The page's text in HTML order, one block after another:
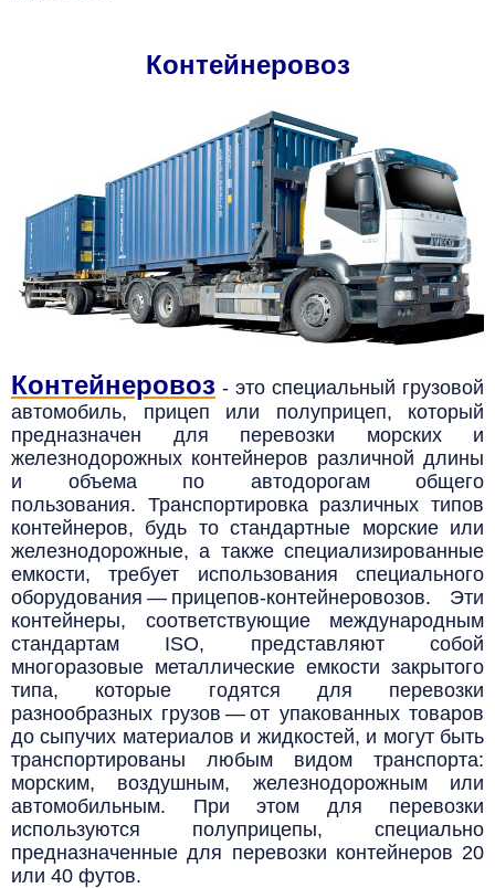
Контейнеровоз
Контейнеровоз - это специальный грузовой
автомобиль, прицеп или полуприцеп, который
предназначен для перевозки морских и
железнодорожных контейнеров различной длины
и объема по автодорогам общего
пользования. Транспортировка различных типов
контейнеров, будь то стандартные морские или
железнодорожные, а также специализированные
емкости, требует использования специального
оборудования — прицепов-контейнеровозов. Эти
контейнеры, соответствующие международным
стандартам ISO, представляют собой
многоразовые металлические емкости закрытого
типа, которые годятся для перевозки
разнообразных грузов — от упакованных товаров
до сыпучих материалов и жидкостей, и могут быть
транспортированы любым видом транспорта:
морским, воздушным, железнодорожным или
автомобильным. При этом для перевозки
используются полуприцепы, специально
предназначенные для перевозки контейнеров 20
или 40 футов.